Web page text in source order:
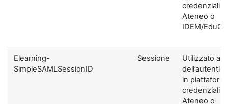
credenziali di
Ateneo o
IDEM/
Elearning-
SimpleSAMLSessionID
Sessione
Utilizzato ai
in
credenziali di
Ateneo o